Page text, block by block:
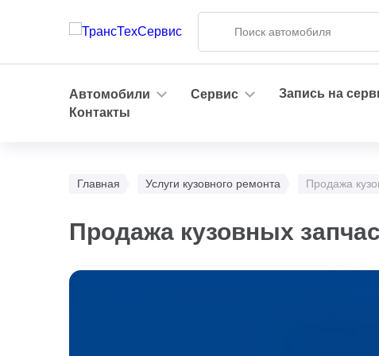
Автомобили Сервис Запись на
Контакты
Главная Услуги кузовного ремонта Продажа
Продажа кузовных